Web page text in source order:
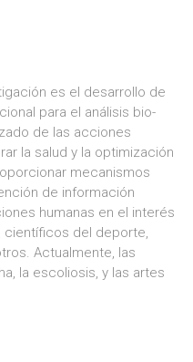
es el desarrollo de
para el análisis bio-
de las acciones
la salud y la optimización
mecanismos
de información
humanas en el interés
científicos del deporte,
Actualmente, las
la escoliosis, y las artes